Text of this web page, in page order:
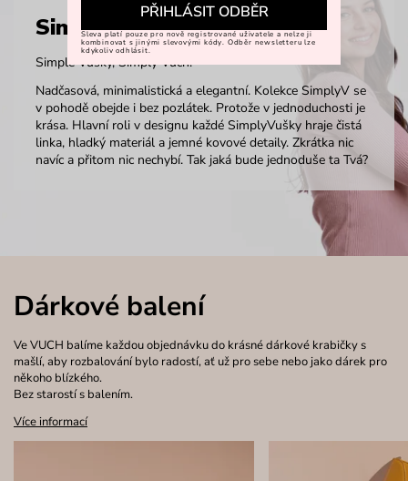
SimplyV
Simple Vušky, Simply Vuch!
Nadčasová, minimalistická a elegantní. Kolekce SimplyV se
v pohodě obejde i bez pozlátek. Protože v jednoduchosti je
krása. Hlavní roli v designu každé SimplyVušky hraje čistá
linka, hladký materiál a jemné kovové detaily. Zkrátka nic
navíc a přitom nic nechybí. Tak jaká bude jednoduše ta Tvá?
Dárkové balení
Ve VUCH balíme každou objednávku do krásné dárkové krabičky s
mašlí, aby rozbalování bylo radostí, ať už pro sebe nebo jako dárek pro
někoho blízkého.
Bez starostí s balením.
Více informací
PŘIHLÁSIT ODBĚR
Sleva platí pouze pro nově registrované uživatele a nelze ji
kombinovat s jinými slevovými kódy. Odběr newsletteru lze
kdykoliv odhlásit.